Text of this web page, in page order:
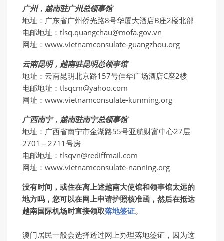
广州，越南驻广州总领事馆
地址：广东省广州侨光路8号华厦大酒店B座2楼北部
电邮地址：tlsq.quangchau@mofa.gov.vn
网址：www.vietnamconsulate-guangzhou.org
云南昆明，越南驻昆明总领事馆
地址：云南昆明北京路157号佳华广场酒店C座2楼
电邮地址：tlsqcm@yahoo.com
网址：www.vietnamconsulate-kunming.org
广西南宁，越南驻南宁总领事馆
地址：广西省南宁市金湖路55号亚航财富中心27层
2701－2711号房
电邮地址：tlsqvn@rediffmail.com
网址：www.vietnamconsulate-nanning.org
没有时间，或住在离上述越南大使馆和领事馆太远的
地方吗，您可以在网上申请护照核准函，然后在抵达
越南国际机场时直接领取落地签证。
澳门居民一般会选择透过网上办理落地签证，因为这